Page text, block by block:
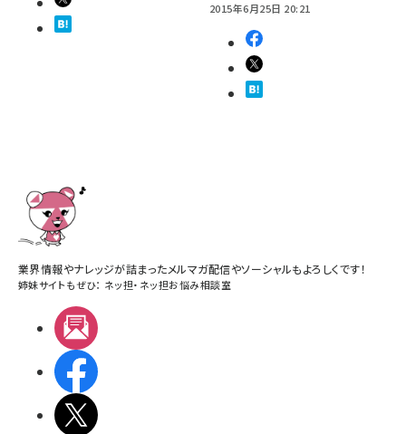
2015年6月25日 20:21
業界情報やナレッジが詰まったメルマガ配信やソーシャルもよろしくです！
姉妹サイトもぜひ： ネッ担・ ネッ担お悩み相談室